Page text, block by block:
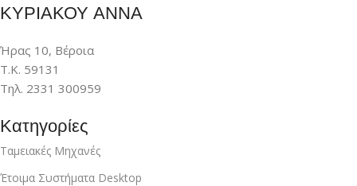
ΚΥΡΙΑΚΟΥ ΑΝΝΑ
Ήρας 10, Βέροια
Τ.Κ. 59131
Τηλ. 2331 300959
Κατηγορίες
Ταμειακές Μηχανές
Έτοιμα Συστήματα Desktop